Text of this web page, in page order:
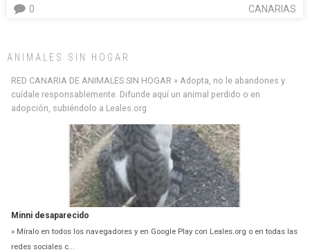
CANARIAS
0
ANIMALES SIN HOGAR
RED CANARIA DE ANIMALES SIN HOGAR » Adopta, no le abandones y
cuídale responsablemente. Difunde aquí un animal perdido o en
adopción, subiéndolo a Leales.org
Minni desaparecido
» Míralo en todos los navegadores y en Google Play con Leales.org o en todas las
redes sociales c...